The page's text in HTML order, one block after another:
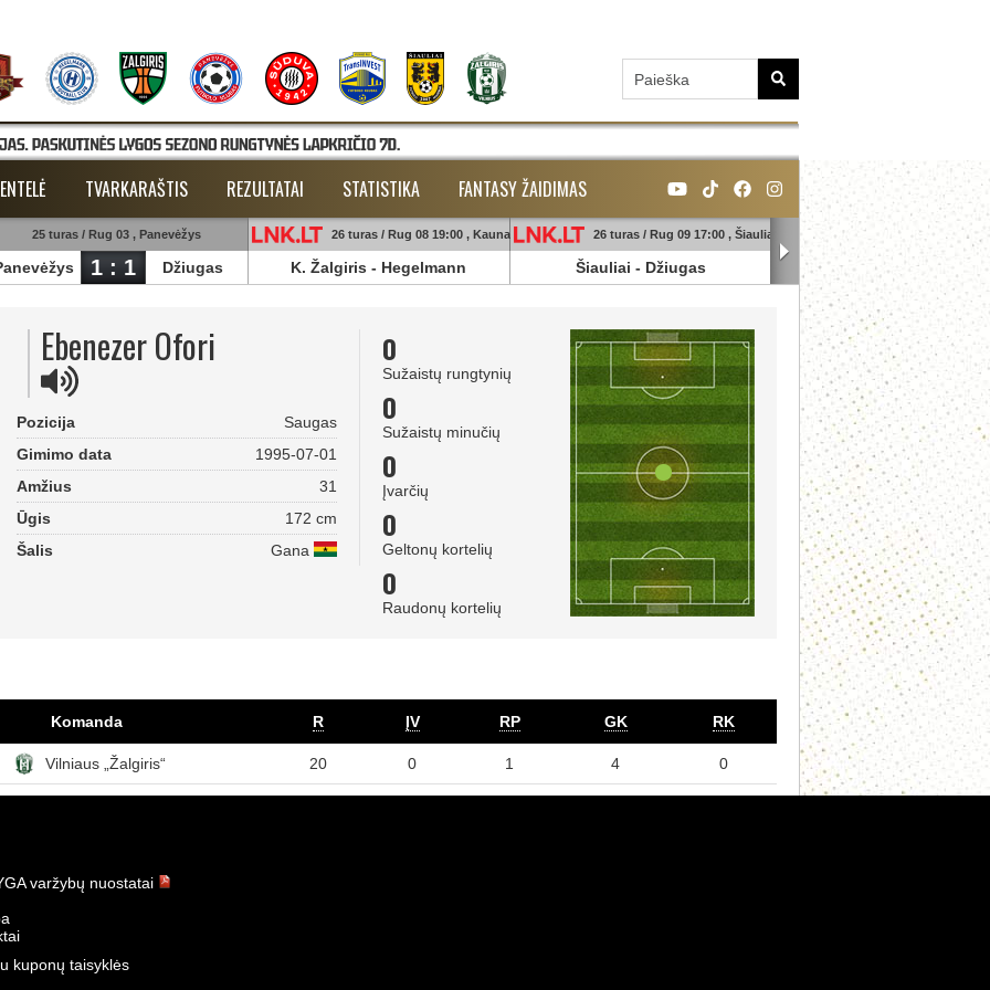
TVARKARAŠTIS REZULTATAI STATISTIKA FANTASY ŽAIDIMAS
25 turas / Rug 03 , Panevėžys
1 : 1 Džiugas
26 turas / Rug 08 19:00 , Kaunas
K. Žalgiris - Hegelmann
26 turas / Rug 09 17:00 , Šiauliai
Šiauliai - Džiugas
26 turas / Rug 09 18:45 ,
Banga Sūduva
Ebenezer Ofori
Pozicija
Saugas
Gimimo data
1995-07-01
Amžius
31
Ūgis
172 cm
Šalis
Gana
0
Sužaistų rungtynių
0
Sužaistų minučių
0
Įvarčių
0
Geltonų kortelių
0
Raudonų kortelių
Komanda R ĮV RP GK RK
Vilniaus „Žalgiris“ 20 0 1 4 0
varžybų nuostatai
kuponų taisyklės